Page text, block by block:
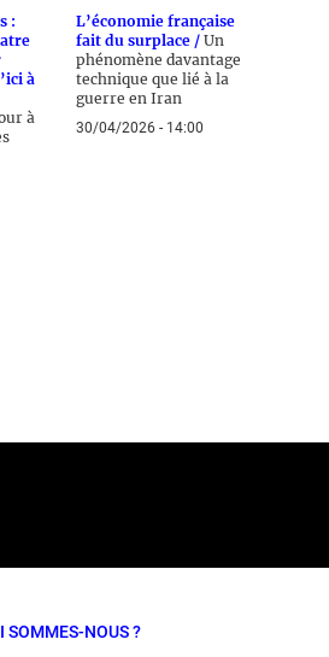
:
à
à
L’économie française
fait du surplace / Un
phénomène davantage
technique que lié à la
guerre en Iran
30/04/2026 - 14:00
SOMMES-NOUS ?